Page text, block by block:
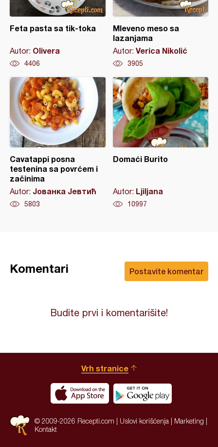
Feta pasta sa tik-toka
Autor: Olivera
4406
Mleveno meso sa
lazanjama
Autor: Verica Nikolić
3905
Cavatappi posna
testenina sa povrćem i
začinima
Autor: Јованка Јевтић
5803
Domaći Burito
Autor: Ljiljana
10997
Postavite komentar
Komentari
Budite prvi i komentarišite!
Vrh stranice
© 2009-2026 Recepti.com | Uslovi korišćenja Marketing
Kontakt